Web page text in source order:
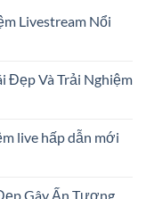
Livestream Nổi
Đẹp Và Trải Nghiệm
live hấp dẫn mới
Gây Ấn Tượng